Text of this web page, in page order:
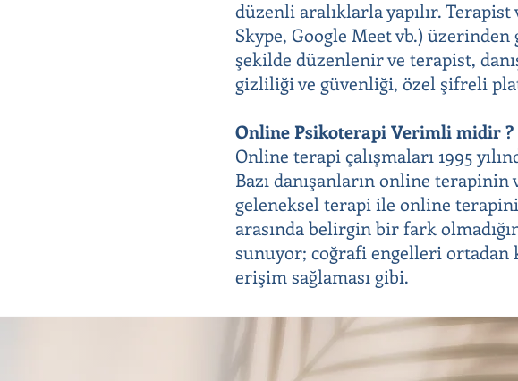
düzenli aralıklarla yapılır.
Skype, Google Meet vb.)
şekilde düzenlenir ve terapist,
gizliliği ve güvenliği, özel şifreli
Online Psikoterapi Verimli midir ?
Online terapi çalışmaları 1995
Bazı danışanların online
geleneksel terapi ile online
arasında belirgin bir fark
sunuyor; coğrafi engelleri ortadan
erişim sağlaması gibi.